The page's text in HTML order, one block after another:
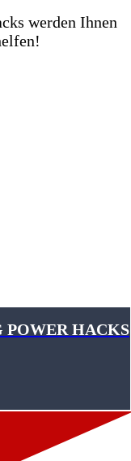
werden Ihnen
POWER HACKS